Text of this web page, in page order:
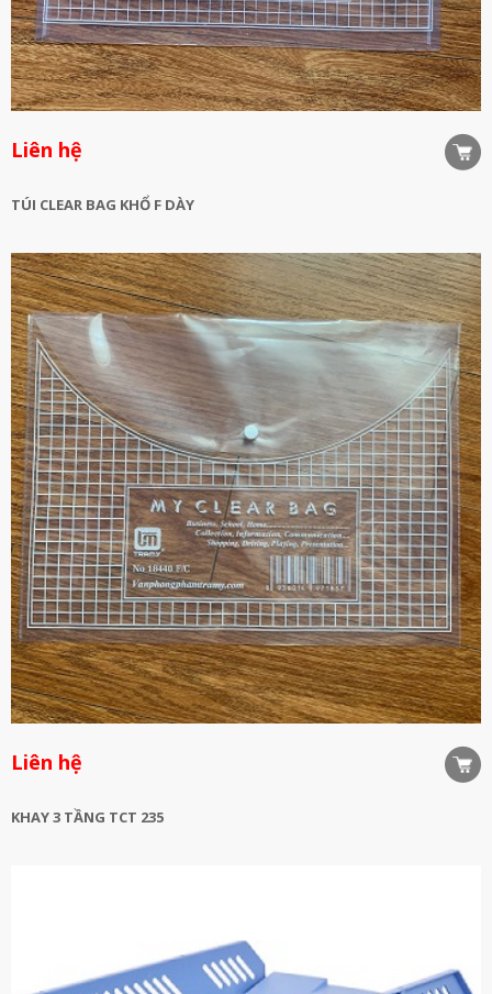
Liên hệ
TÚI CLEAR BAG KHỔ F DÀY
Liên hệ
KHAY 3 TẦNG TCT 235